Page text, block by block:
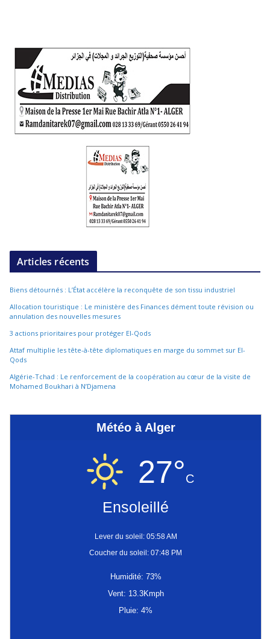
Articles récents
Biens détournés : L’État accélère la reconquête de son tissu industriel
Allocation touristique : Le ministère des Finances dément toute révision ou
annulation des nouvelles mesures
3 actions prioritaires pour protéger El-Qods
Attaf multiplie les tête-à-tête diplomatiques en marge du sommet sur El-
Qods
Algérie-Tchad : Le renforcement de la coopération au cœur de la visite de
Mohamed Boukhari à N’Djamena
Météo à Alger
27°C
Ensoleillé
Lever du soleil: 05:58 AM
Coucher du soleil: 07:48 PM
Humidité: 73%
Vent: 13.3Kmph
Pluie: 4%